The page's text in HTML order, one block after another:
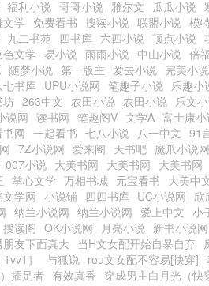
福利小说 哥哥小说 雅尔文 瓜瓜小说
学 免费看书 搜读小说 联盟小说 模
九二书苑 四书库 六四小说 顶点小说
色文学 易小说 雨雨小说 中山小说 倍
随梦小说 第一版主 爱去小说 完美小说
七书库 UPU小说网 笔趣子小说 乐趣小
坊 263中文 农田小说 农田小说 乐文
说网 读书网 笔趣阁V 文学A 富士康
网 一起看书 七八小说 八一中文 91
7Z小说网 爱来阁 天书吧 魔爪小说网
007小说 大美书网 大美书网 大美书网
掌心文学 万相书城 元宝看书 大美中
学网 小说铺 四四书库 UC小说网 欣
纳兰小说网 纳兰小说网 爱上中文 小
搜读阁 OK小说网 月亮小说 新书小说网
朋友下面真大 当H文女配开始自暴自弃
］ 与狐说 rou文女配不容易[快穿]
）插足者 有效真香 穿成男主白月光（快